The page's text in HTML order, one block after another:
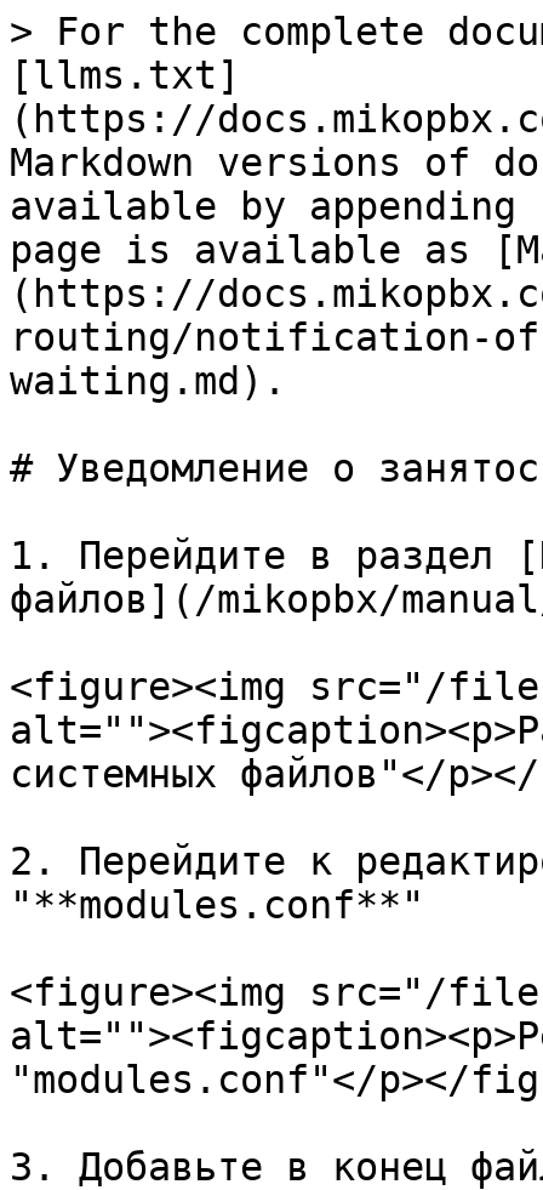
> For the complete
[llms.txt]
(https://
Markdown versions of
available by
page is available as
(https://
routing/notification-
waiting.md).
# Уведомление о
1. Перейдите в раздел
файлов](/mikopbx/
<figure><img src="/files/
системных файлов"</
2. Перейдите к
"**modules.conf**"
<figure><img src="/
"modules.conf"</p></
3. Добавьте в конец